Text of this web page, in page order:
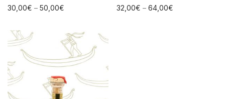
30,00€ – 50,00€ 32,00€ – 64,00€